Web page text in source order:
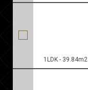
1LDK - 39.84m2